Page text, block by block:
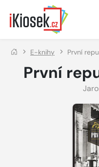
Přejít na hlavní obsah
E-knihy První
První